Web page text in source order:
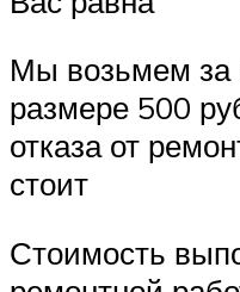
Мы возьмем за
размере 500
отказа от
стоит
Стоимость